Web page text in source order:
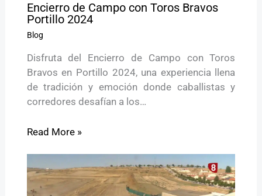
Encierro de Campo con Toros Bravos
Portillo 2024
Blog
Disfruta del Encierro de Campo con Toros
Bravos en Portillo 2024, una experiencia llena
de tradición y emoción donde caballistas y
corredores desafían a los…
Read More »